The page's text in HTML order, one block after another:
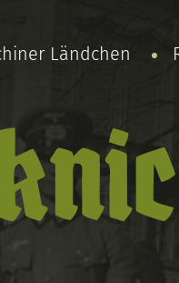
Ländchen